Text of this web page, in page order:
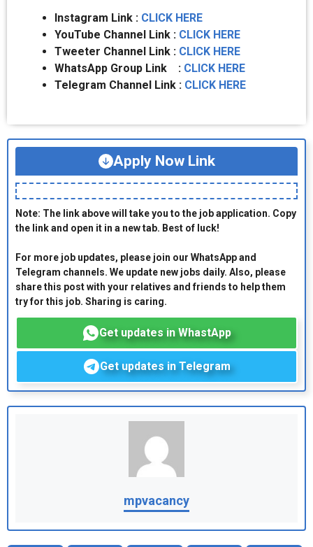
Instagram Link : CLICK HERE
YouTube Channel Link : CLICK HERE
Tweeter Channel Link : CLICK HERE
WhatsApp Group Link : CLICK HERE
Telegram Channel Link : CLICK HERE
Apply Now Link
Note: The link above will take you to the job application. Copy
the link and open it in a new tab. Best of luck!
For more job updates, please join our WhatsApp and
Telegram channels. We update new jobs daily. Also, please
share this post with your relatives and friends to help them
try for this job. Sharing is caring.
Get updates in WhastApp
Get updates in Telegram
mpvacancy